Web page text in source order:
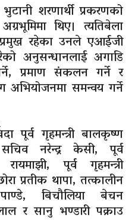
शरणार्थी प्रकरणको
थिए। त्यतिबेला
प्रमुख रहेका उनले एआईजी
अनुसन्धानलाई अगाडि
प्रमाण संकलन गर्ने र
अभियोजनमा समन्वय गर्ने
पूर्व गृहमन्त्री बालकृष्ण
नरेन्द्र केसी, पूर्व
रायमाझी, पूर्व गृहमन्त्री
प्रतीक थापा, तत्कालीन
बिचौलिया बेचन
र सानु भण्डारी पक्राउ